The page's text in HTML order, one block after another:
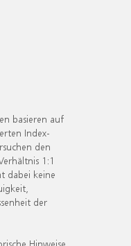
basieren auf
Index-
den
1:1
dabei keine
der